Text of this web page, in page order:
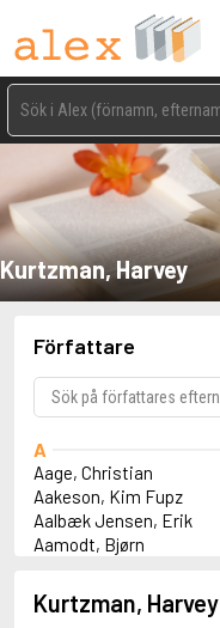
Kurtzman, Harvey
Författare
A
Aage, Christian
Aakeson, Kim Fupz
Aalbæk Jensen, Erik
Aamodt, Bjørn
Abbey, Kieran
Abbot, Anthony
Kurtzman, Harvey